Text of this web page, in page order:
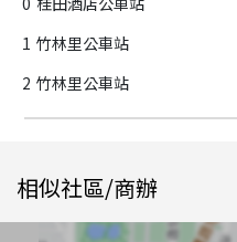
1 竹林里公車站
2 竹林里公車站
相似社區/商辦